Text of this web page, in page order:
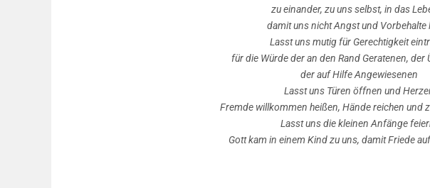
zu einander, zu uns selbst, in das
damit uns nicht Angst und Vorbehalte
Lasst uns mutig für Gerechtigkeit
für die Würde der an den Rand Geratenen, der
der auf Hilfe Angewiesenen
Lasst uns Türen öffnen und
Fremde willkommen heißen, Hände reichen und
Lasst uns die kleinen Anfänge
Gott kam in einem Kind zu uns, damit Friede